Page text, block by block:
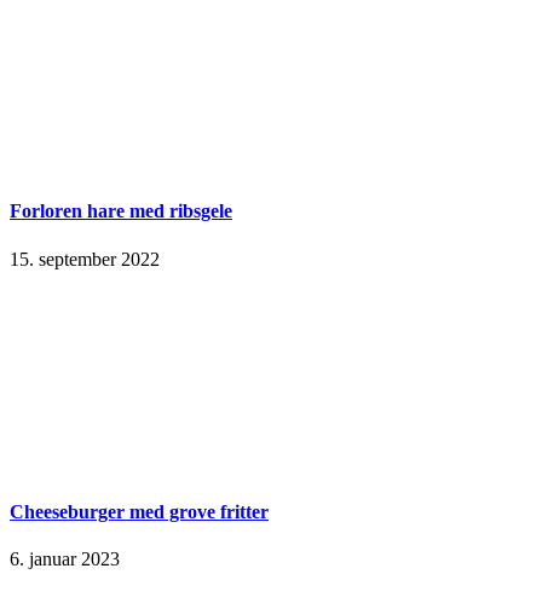
Forloren hare med ribsgele
15. september 2022
Cheeseburger med grove fritter
6. januar 2023